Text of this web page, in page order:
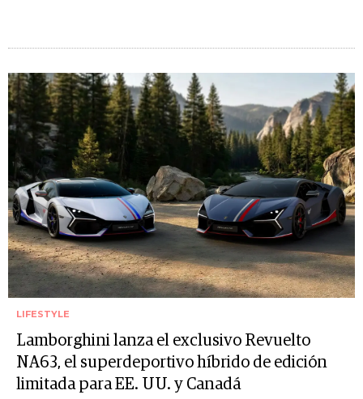
LIFESTYLE
Lamborghini lanza el exclusivo Revuelto
NA63, el superdeportivo híbrido de edición
limitada para EE. UU. y Canadá